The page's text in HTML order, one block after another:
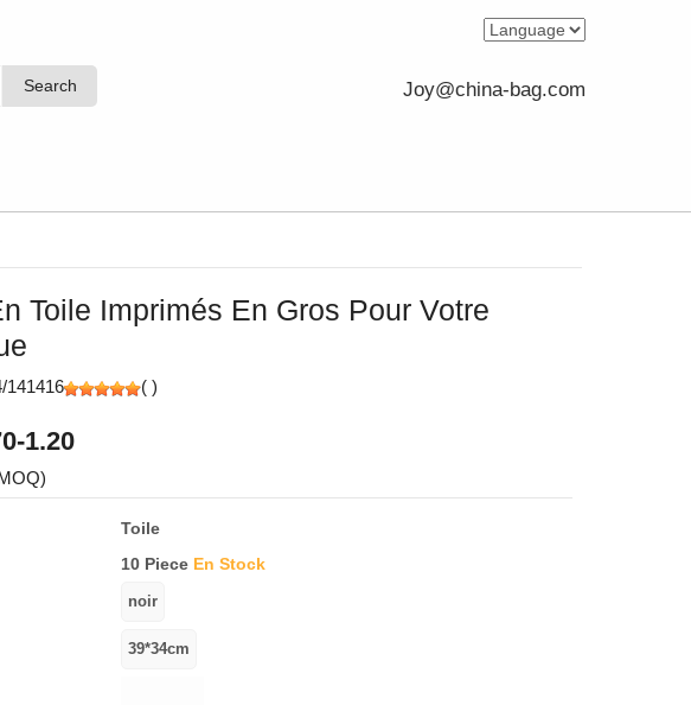
Search
Search Joy@china-bag.com
Toile Imprimés En Gros Pour Votre
141416 ( )
1.20
Toile
10 Piece En Stock